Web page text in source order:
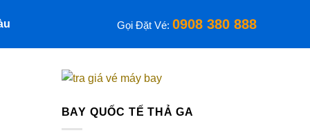
Gọi Đặt Vé: 0908 380 888
BAY QUỐC TẾ THẢ GA